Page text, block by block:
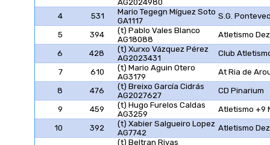
AG2024980
4 531
Mario Tegegn Míguez Soto
GA1117
S.G.
5 394
(t) Pablo Vales Blanco
AG18088
Atletismo
6 428
(t) Xurxo Vázquez Pérez
AG2023431
Club
7 610
(t) Mario Aguin Otero
AG3179
At Ria de
8 476
(t) Breixo García Cidrás
AG2027627
CD Pinarium
9 459
(t) Hugo Furelos Caldas
AG3259
Atletismo +9
10 392
(t) Xabier Salgueiro Lopez
AG7742
Atletismo
(t) Beltran Rivas